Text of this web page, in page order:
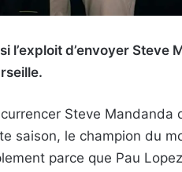
l’exploit d’envoyer Steve
Steve Mandanda
saison, le champion du
parce que Pau